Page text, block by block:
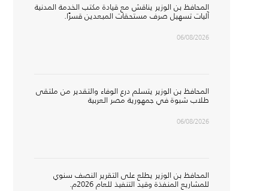
المحافظ بن الوزير يناقش مع قيادة مكتب الخدمة المدنية
آليات تسهيل صرف مستحقات المبعدين قسرًا.
06/08/2026
المحافظ بن الوزير يتسلم درع الوفاء والتقدير من ملتقى
طلاب شبوة في جمهورية مصر العربية
06/08/2026
المحافظ بن الوزير يطلع على التقرير النصف سنوي
للمشاريع المنفذة وقيد التنفيذ للعام 2026م.